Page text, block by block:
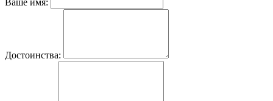
Достоинства: